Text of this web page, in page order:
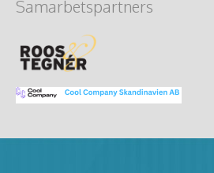
Samarbetspartners